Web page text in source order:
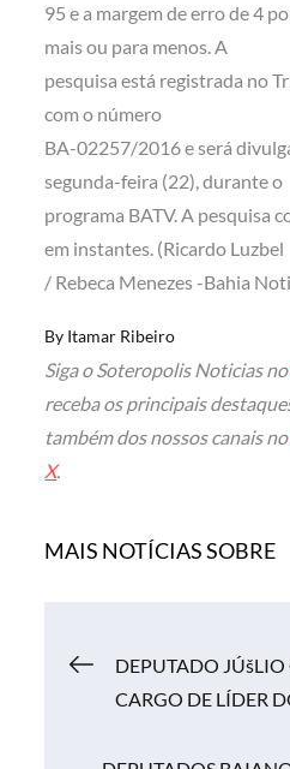
95 e a margem de erro de 4
mais ou para menos. A
pesquisa está registrada no
com o número
BA-02257/2016 e será
segunda-feira (22), durante o
programa BATV. A pesquisa
em instantes. (Ricardo Luzbel
/ Rebeca Menezes -Bahia
By Itamar Ribeiro
Siga o Soteropolis Noticias no
receba os principais
também dos nossos canais no
X.
MAIS NOTÍCIAS SOBRE
DEPUTADO
CARGO DE LÍDER